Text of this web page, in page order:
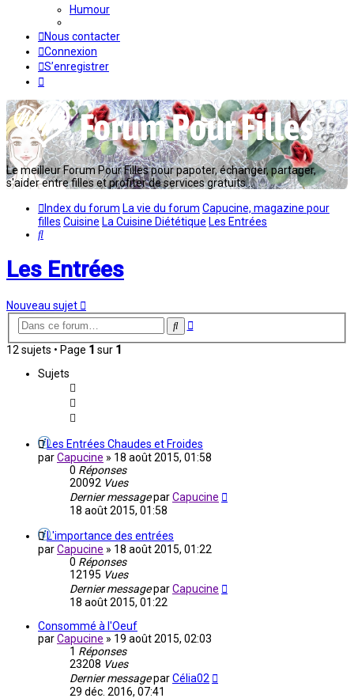
Humour
Nous contacter
Connexion
S’enregistrer
Le meilleur Forum Pour Filles pour papoter, échanger, partager,
s'aider entre filles et profiter de services gratuits...
Index du forum La vie du forum Capucine, magazine pour
filles Cuisine La Cuisine Diététique Les Entrées
Rechercher
Les Entrées
Nouveau sujet
Rechercher
Recherche
12 sujets • Page 1 sur 1
Sujets
Les Entrées Chaudes et Froides
parCapucine » 18 août 2015, 01:58
0 Réponses
20092 Vues
Dernier messageparCapucine
18 août 2015, 01:58
L'importance des entrées
parCapucine » 18 août 2015, 01:22
0 Réponses
12195 Vues
Dernier messageparCapucine
18 août 2015, 01:22
Consommé à l'Oeuf
parCapucine » 19 août 2015, 02:03
1 Réponses
23208 Vues
Dernier messageparCélia02
29 déc. 2016, 07:41